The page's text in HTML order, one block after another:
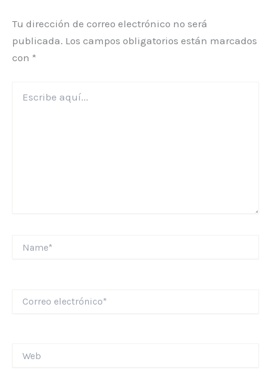
Tu dirección de correo electrónico no será
publicada. Los campos obligatorios están marcados
con *
aquí...
electrónico*